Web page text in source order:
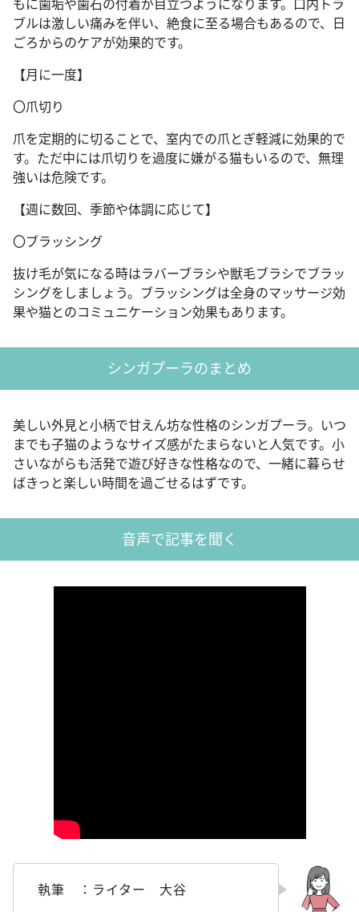
もに歯垢や歯石の付着が目立つようになります。口内トラ
ブルは激しい痛みを伴い、絶食に至る場合もあるので、日
ごろからのケアが効果的です。
【月に一度】
〇爪切り
爪を定期的に切ることで、室内での爪とぎ軽減に効果的で
す。ただ中には爪切りを過度に嫌がる猫もいるので、無理
強いは危険です。
【週に数回、季節や体調に応じて】
〇ブラッシング
抜け毛が気になる時はラバーブラシや獣毛ブラシでブラッ
シングをしましょう。ブラッシングは全身のマッサージ効
果や猫とのコミュニケーション効果もあります。
シンガプーラのまとめ
美しい外見と小柄で甘えん坊な性格のシンガプーラ。いつ
までも子猫のようなサイズ感がたまらないと人気です。小
さいながらも活発で遊び好きな性格なので、一緒に暮らせ
ばきっと楽しい時間を過ごせるはずです。
音声で記事を聞く
執筆 ：ライター 大谷